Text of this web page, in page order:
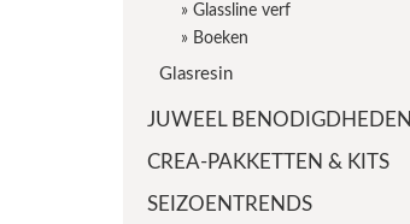
» Glassline verf
» Boeken
Glasresin
JUWEEL BENODIGDHEDEN
CREA-PAKKETTEN & KITS
SEIZOENTRENDS